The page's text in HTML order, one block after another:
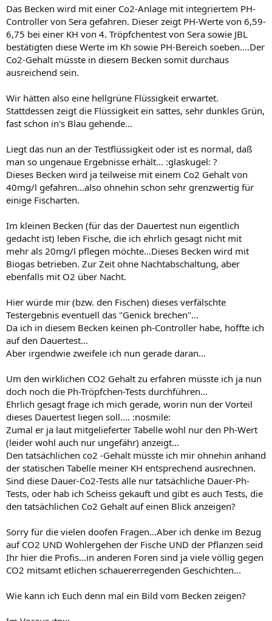
Das Becken wird mit einer Co2-Anlage mit integriertem PH-
Controller von Sera gefahren. Dieser zeigt PH-Werte von 6,59-
6,75 bei einer KH von 4. Tröpfchentest von Sera sowie JBL
bestätigten diese Werte im Kh sowie PH-Bereich soeben....Der
Co2-Gehalt müsste in diesem Becken somit durchaus
ausreichend sein.
Wir hätten also eine hellgrüne Flüssigkeit erwartet.
Stattdessen zeigt die Flüssigkeit ein sattes, sehr dunkles Grün,
fast schon in's Blau gehende...
Liegt das nun an der Testflüssigkeit oder ist es normal, daß
man so ungenaue Ergebnisse erhält... :glaskugel: ?
Dieses Becken wird ja teilweise mit einem Co2 Gehalt von
40mg/l gefahren...also ohnehin schon sehr grenzwertig für
einige Fischarten.
Im kleinen Becken (für das der Dauertest nun eigentlich
gedacht ist) leben Fische, die ich ehrlich gesagt nicht mit
mehr als 20mg/l pflegen möchte...Dieses Becken wird mit
Biogas betrieben. Zur Zeit ohne Nachtabschaltung, aber
ebenfalls mit O2 über Nacht.
Hier würde mir (bzw. den Fischen) dieses verfälschte
Testergebnis eventuell das "Genick brechen"...
Da ich in diesem Becken keinen ph-Controller habe, hoffte ich
auf den Dauertest...
Aber irgendwie zweifele ich nun gerade daran...
Um den wirklichen CO2 Gehalt zu erfahren müsste ich ja nun
doch noch die Ph-Tröpfchen-Tests durchführen...
Ehrlich gesagt frage ich mich gerade, worin nun der Vorteil
dieses Dauertest liegen soll.... :nosmile:
Zumal er ja laut mitgelieferter Tabelle wohl nur den Ph-Wert
(leider wohl auch nur ungefähr) anzeigt...
Den tatsächlichen co2 -Gehalt müsste ich mir ohnehin anhand
der statischen Tabelle meiner KH entsprechend ausrechnen.
Sind diese Dauer-Co2-Tests alle nur tatsächliche Dauer-Ph-
Tests, oder hab ich Scheiss gekauft und gibt es auch Tests, die
den tatsächlichen Co2 Gehalt auf einen Blick anzeigen?
Sorry für die vielen doofen Fragen...Aber ich denke im Bezug
auf CO2 UND Wohlergehen der Fische UND der Pflanzen seid
Ihr hier die Profis...in anderen Foren sind ja viele völlig gegen
CO2 mitsamt etlichen schauererregenden Geschichten...
Wie kann ich Euch denn mal ein Bild vom Becken zeigen?